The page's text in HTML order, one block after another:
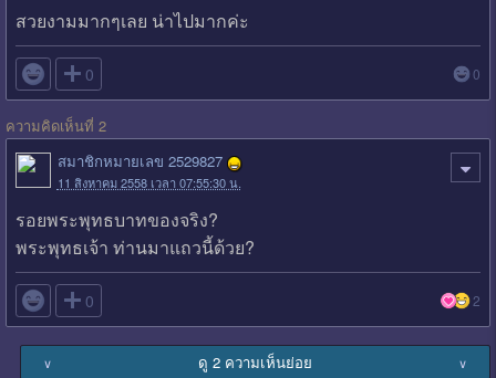
สวยงามมากๆเลย น่าไปมากค่ะ
 0 0
ความคิดเห็นที่ 2
สมาชิกหมายเลข 2529827
11 สิงหาคม 2558 เวลา 07:55:30 น.
รอยพระพุทธบาทของจริง?
พระพุทธเจ้า ท่านมาแถวนี้ด้วย?
 0 2
∨ ดู 2 ความเห็นย่อย ∨